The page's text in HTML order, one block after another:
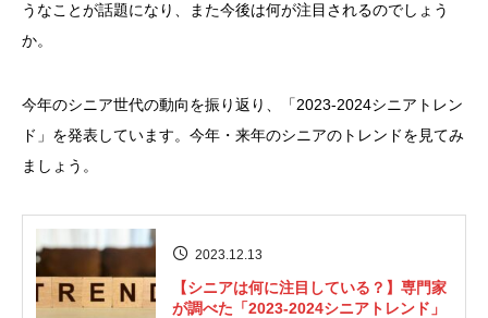
うなことが話題になり、また今後は何が注目されるのでしょう
か。
今年のシニア世代の動向を振り返り、「2023-2024シニアトレン
ド」を発表しています。今年・来年のシニアのトレンドを見てみ
ましょう。
2023.12.13
【シニアは何に注目している？】専門家
が調べた「2023-2024シニアトレンド」